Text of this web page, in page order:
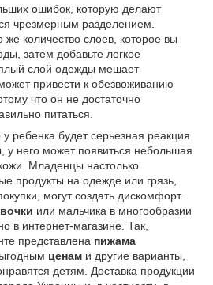
ошибок, которую делают
чрезмерным разделением.
же количество слоев, которое вы
затем добавьте легкое
слой одежды мешает
привести к обезвоживанию
что он не достаточно
питаться.
ребенка будет серьезная реакция
у него может появиться небольшая
Младенцы настолько
продукты на одежде или грязь,
могут создать дискомфорт.
или мальчика в многообразии
в интернет-магазине. Так,
представлена пижама
ценам и другие варианты,
детям. Доставка продукции